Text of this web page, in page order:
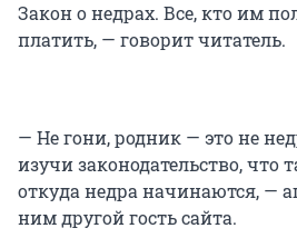
Закон о недрах. Все, кто им
платить, — говорит читатель.
— Не гони, родник — это не
изучи законодательство, что
откуда недра начинаются, —
ним другой гость сайта.